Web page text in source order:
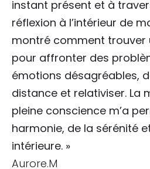
instant présent et à
réflexion à l’intérieur de
montré comment trouver
pour affronter des
émotions désagréables,
distance et relativiser. La
pleine conscience m’a
harmonie, de la sérénité
intérieure. »
Aurore.M